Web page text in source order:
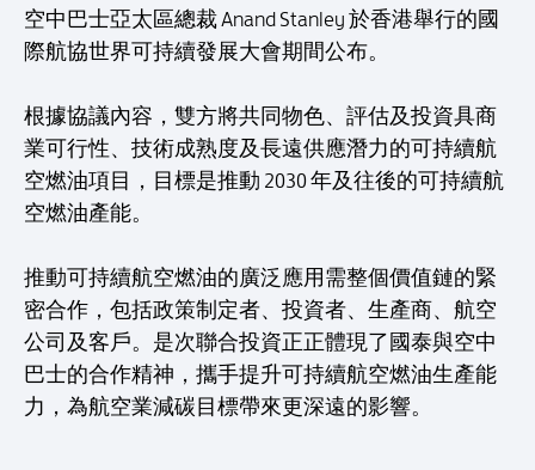
空中巴士亞太區總裁 Anand Stanley 於香港舉行的國
際航協世界可持續發展大會期間公布。
根據協議內容，雙方將共同物色、評估及投資具商
業可行性、技術成熟度及長遠供應潛力的可持續航
空燃油項目，目標是推動 2030 年及往後的可持續航
空燃油產能。
推動可持續航空燃油的廣泛應用需整個價值鏈的緊
密合作，包括政策制定者、投資者、生產商、航空
公司及客戶。是次聯合投資正正體現了國泰與空中
巴士的合作精神，攜手提升可持續航空燃油生產能
力，為航空業減碳目標帶來更深遠的影響。